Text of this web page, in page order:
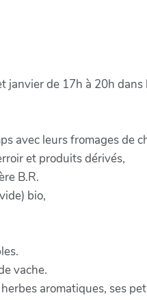
de 17h à 20h
avec leurs fromages de
et produits dérivés,
B.R.
bio,
vache.
aromatiques, ses